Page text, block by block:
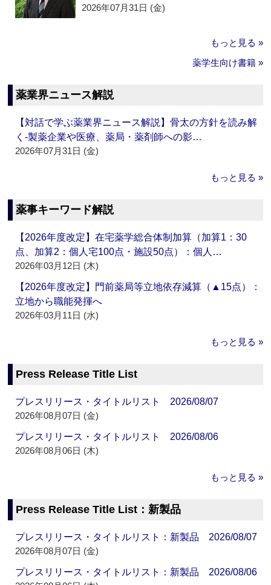
2026年07月31日 (金)
もっと見る »
薬学生向け書籍 »
薬業界ニュース解説
【対話で学ぶ薬業界ニュース解説】骨太の方針を読み解
く‐製薬企業や医療、薬局・薬剤師への影…
2026年07月31日 (金)
もっと見る »
薬事キーワード解説
【2026年度改定】在宅薬学総合体制加算（加算1：30
点、加算2：個人宅100点・施設50点）：個人…
2026年03月12日 (木)
【2026年度改定】門前薬局等立地依存減算（▲15点）：
立地から職能発揮へ
2026年03月11日 (水)
もっと見る »
Press Release Title List
プレスリリース・タイトルリスト 2026/08/07
2026年08月07日 (金)
プレスリリース・タイトルリスト 2026/08/06
2026年08月06日 (木)
もっと見る »
Press Release Title List：新製品
プレスリリース・タイトルリスト：新製品 2026/08/07
2026年08月07日 (金)
プレスリリース・タイトルリスト：新製品 2026/08/06